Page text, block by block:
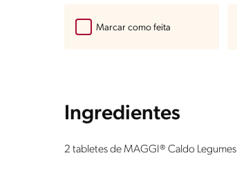
Marcar como feita
Ingredientes
2 tabletes de MAGGI® Caldo Legumes